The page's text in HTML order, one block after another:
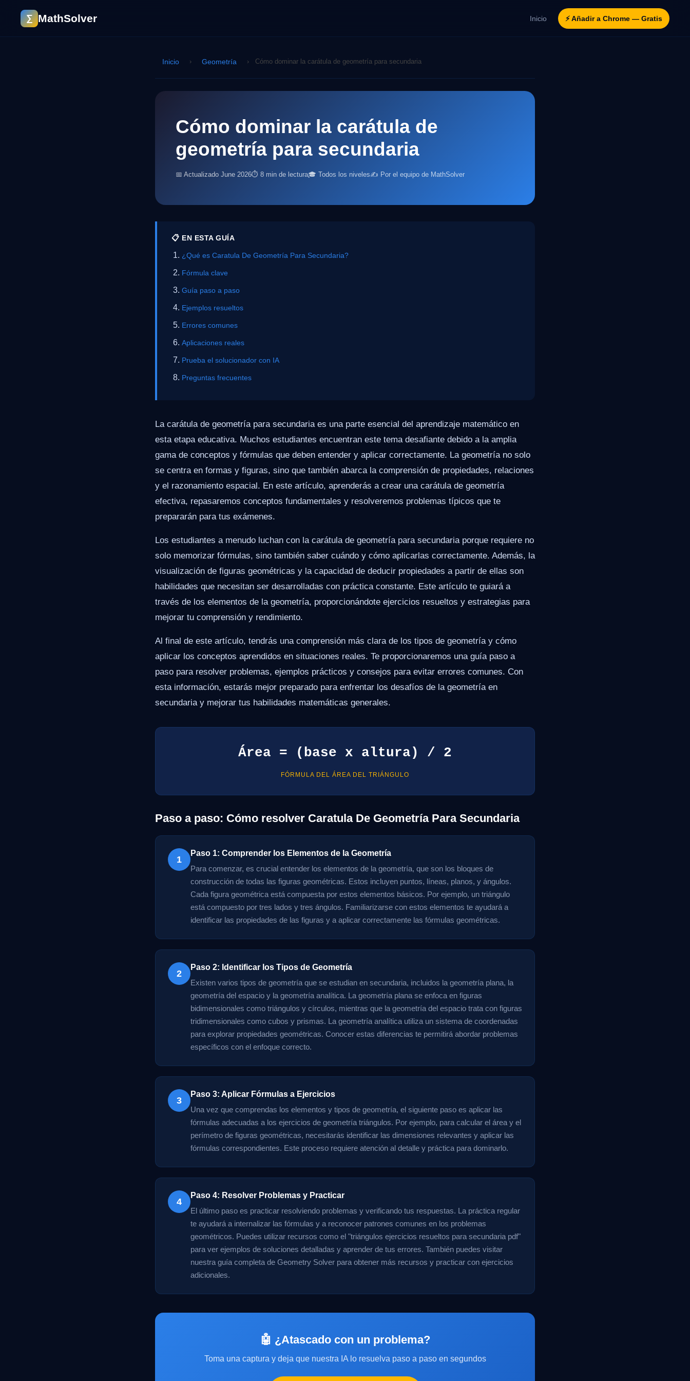
∑ MathSolver Inicio ⚡ Añadir a Chrome — Gratis
Inicio › Geometría › Cómo dominar la carátula de geometría para secundaria
Cómo dominar la carátula de
geometría para secundaria
📅 Actualizado June 2026⏱ 8 min de lectura🎓 Todos los niveles✍️ Por el equipo de MathSolver
📋 EN ESTA GUÍA
¿Qué es Caratula De Geometría Para Secundaria?
Fórmula clave
Guía paso a paso
Ejemplos resueltos
Errores comunes
Aplicaciones reales
Prueba el solucionador con IA
Preguntas frecuentes
La carátula de geometría para secundaria es una parte esencial del aprendizaje matemático en
esta etapa educativa. Muchos estudiantes encuentran este tema desafiante debido a la amplia
gama de conceptos y fórmulas que deben entender y aplicar correctamente. La geometría no solo
se centra en formas y figuras, sino que también abarca la comprensión de propiedades, relaciones
y el razonamiento espacial. En este artículo, aprenderás a crear una carátula de geometría
efectiva, repasaremos conceptos fundamentales y resolveremos problemas típicos que te
prepararán para tus exámenes.
Los estudiantes a menudo luchan con la carátula de geometría para secundaria porque requiere no
solo memorizar fórmulas, sino también saber cuándo y cómo aplicarlas correctamente. Además, la
visualización de figuras geométricas y la capacidad de deducir propiedades a partir de ellas son
habilidades que necesitan ser desarrolladas con práctica constante. Este artículo te guiará a
través de los elementos de la geometría, proporcionándote ejercicios resueltos y estrategias para
mejorar tu comprensión y rendimiento.
Al final de este artículo, tendrás una comprensión más clara de los tipos de geometría y cómo
aplicar los conceptos aprendidos en situaciones reales. Te proporcionaremos una guía paso a
paso para resolver problemas, ejemplos prácticos y consejos para evitar errores comunes. Con
esta información, estarás mejor preparado para enfrentar los desafíos de la geometría en
secundaria y mejorar tus habilidades matemáticas generales.
Área = (base x altura) / 2
FÓRMULA DEL ÁREA DEL TRIÁNGULO
Paso a paso: Cómo resolver Caratula De Geometría Para Secundaria
1
Paso 1: Comprender los Elementos de la Geometría
Para comenzar, es crucial entender los elementos de la geometría, que son los bloques de
construcción de todas las figuras geométricas. Estos incluyen puntos, líneas, planos, y ángulos.
Cada figura geométrica está compuesta por estos elementos básicos. Por ejemplo, un triángulo
está compuesto por tres lados y tres ángulos. Familiarizarse con estos elementos te ayudará a
identificar las propiedades de las figuras y a aplicar correctamente las fórmulas geométricas.
2
Paso 2: Identificar los Tipos de Geometría
Existen varios tipos de geometría que se estudian en secundaria, incluidos la geometría plana, la
geometría del espacio y la geometría analítica. La geometría plana se enfoca en figuras
bidimensionales como triángulos y círculos, mientras que la geometría del espacio trata con figuras
tridimensionales como cubos y prismas. La geometría analítica utiliza un sistema de coordenadas
para explorar propiedades geométricas. Conocer estas diferencias te permitirá abordar problemas
específicos con el enfoque correcto.
3
Paso 3: Aplicar Fórmulas a Ejercicios
Una vez que comprendas los elementos y tipos de geometría, el siguiente paso es aplicar las
fórmulas adecuadas a los ejercicios de geometría triángulos. Por ejemplo, para calcular el área y el
perímetro de figuras geométricas, necesitarás identificar las dimensiones relevantes y aplicar las
fórmulas correspondientes. Este proceso requiere atención al detalle y práctica para dominarlo.
4
Paso 4: Resolver Problemas y Practicar
El último paso es practicar resolviendo problemas y verificando tus respuestas. La práctica regular
te ayudará a internalizar las fórmulas y a reconocer patrones comunes en los problemas
geométricos. Puedes utilizar recursos como el "triángulos ejercicios resueltos para secundaria pdf"
para ver ejemplos de soluciones detalladas y aprender de tus errores. También puedes visitar
nuestra guía completa de Geometry Solver para obtener más recursos y practicar con ejercicios
adicionales.
🤖 ¿Atascado con un problema?
Toma una captura y deja que nuestra IA lo resuelva paso a paso en segundos